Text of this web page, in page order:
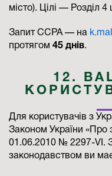
місто). Цілі — Розділ 4
Запит CCPA — на
протягом 45 днів.
12.
Для користувачів з
Законом України «Про
01.06.2010 № 2297-VI.
законодавством ви